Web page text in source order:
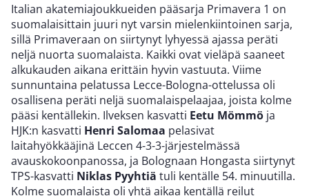
Italian akatemiajoukkueiden pääsarja Primavera 1 on
suomalaisittain juuri nyt varsin mielenkiintoinen sarja,
sillä Primaveraan on siirtynyt lyhyessä ajassa peräti
neljä nuorta suomalaista. Kaikki ovat vieläpä saaneet
alkukauden aikana erittäin hyvin vastuuta. Viime
sunnuntaina pelatussa Lecce-Bologna-ottelussa oli
osallisena peräti neljä suomalaispelaajaa, joista kolme
pääsi kentällekin. Ilveksen kasvatti Eetu Mömmö ja
HJK:n kasvatti Henri Salomaa pelasivat
laitahyökkääjinä Leccen 4-3-3-järjestelmässä
avauskokoonpanossa, ja Bolognaan Hongasta siirtynyt
TPS-kasvatti Niklas Pyyhtiä tuli kentälle 54. minuutilla.
Kolme suomalaista oli yhtä aikaa kentällä reilut